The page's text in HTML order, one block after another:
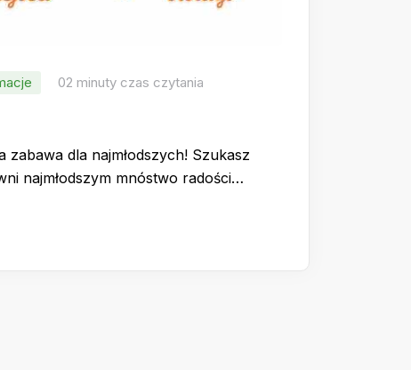
02 minuty czas czytania
dla najmłodszych! Szukasz
najmłodszym mnóstwo radości…